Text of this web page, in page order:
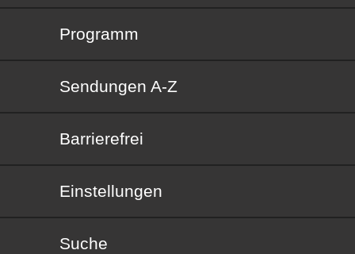
Programm
Sendungen von A bis Z
Sendungen A-Z
Barrierefrei
Barrierefrei
Einstellungen
Suche